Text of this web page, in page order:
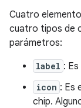
Cuatro
cuatro tipos de
parámetros:
label :
icon : Es
chip.